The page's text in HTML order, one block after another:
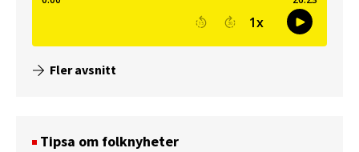
Fler avsnitt
Tipsa om folknyheter